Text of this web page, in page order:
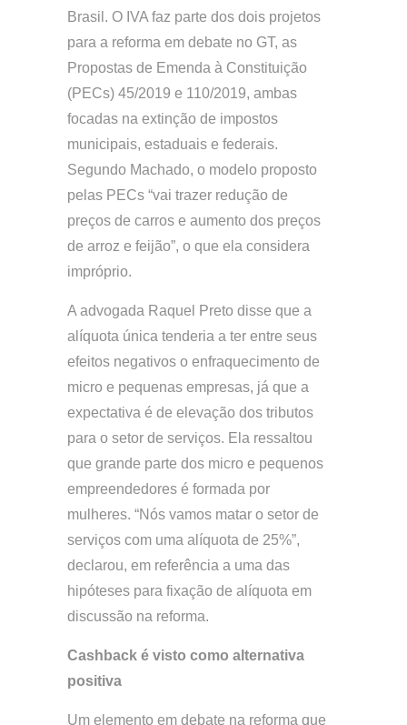
Brasil. O IVA faz parte dos dois projetos
para a reforma em debate no GT, as
Propostas de Emenda à Constituição
(PECs) 45/2019 e 110/2019, ambas
focadas na extinção de impostos
municipais, estaduais e federais.
Segundo Machado, o modelo proposto
pelas PECs “vai trazer redução de
preços de carros e aumento dos preços
de arroz e feijão”, o que ela considera
impróprio.
A advogada Raquel Preto disse que a
alíquota única tenderia a ter entre seus
efeitos negativos o enfraquecimento de
micro e pequenas empresas, já que a
expectativa é de elevação dos tributos
para o setor de serviços. Ela ressaltou
que grande parte dos micro e pequenos
empreendedores é formada por
mulheres. “Nós vamos matar o setor de
serviços com uma alíquota de 25%”,
declarou, em referência a uma das
hipóteses para fixação de alíquota em
discussão na reforma.
Cashback é visto como alternativa
positiva
Um elemento em debate na reforma que